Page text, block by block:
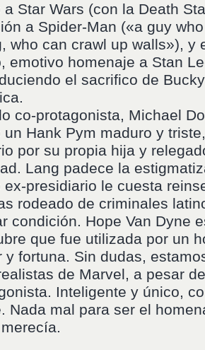
a Star Wars (con la Death
a Spider-Man («a guy
who can crawl up walls»), y
emotivo homenaje a Stan
el sacrifico de
co-protagonista, Michael
un Hank Pym maduro y
por su propia hija y
Lang padece la
ex-presidiario le cuesta
rodeado de criminales
condición. Hope Van Dyne
que fue utilizada por un
y fortuna. Sin dudas,
de Marvel, a pesar
Inteligente y único,
Nada mal para ser el